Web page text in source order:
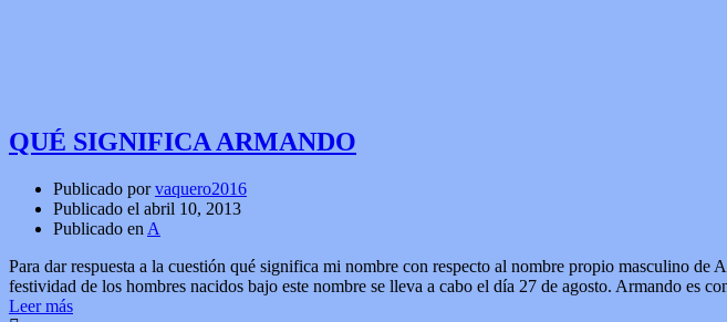
QUÉ SIGNIFICA ARMANDO
Publicado porvaquero2016
Publicado el abril 10, 2013
Publicado en A
Para dar respuesta a la cuestión qué significa mi nombre con respecto al nombre propio masculino
festividad de los hombres nacidos bajo este nombre se lleva a cabo el día 27 de agosto. Armando es
Leer más